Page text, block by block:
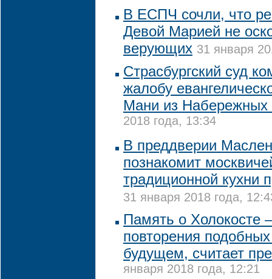
В ЕСПЧ сочли, что
Девой Марией не
верующих 31 января
Страсбургский суд
жалобу
Мани из Набережных
2018 года, 13:34
В преддверии
познакомит
традиционной кухни
31 января 2018 года,
Память о Холокосте
повторения
будущем, считает
января 2018 года, 12:21